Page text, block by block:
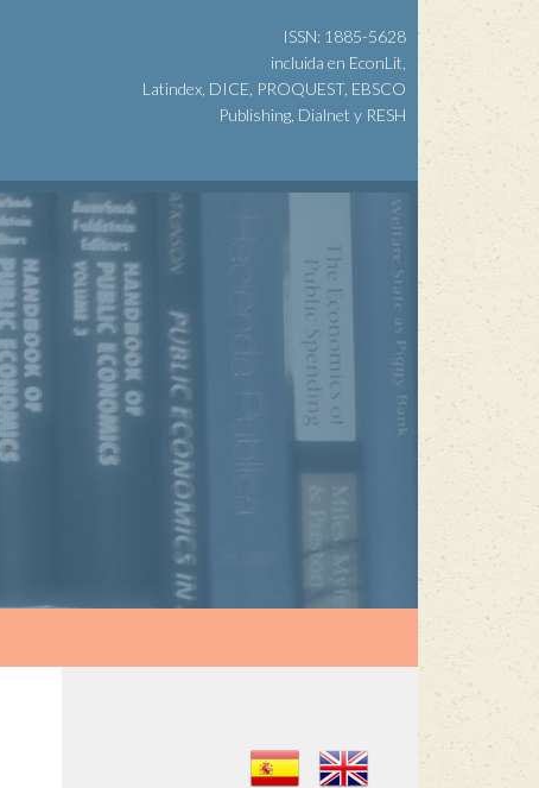
ISSN: 1885-5628
incluida en EconLit,
Latindex, DICE, PROQUEST, EBSCO
Publishing, Dialnet y RESH